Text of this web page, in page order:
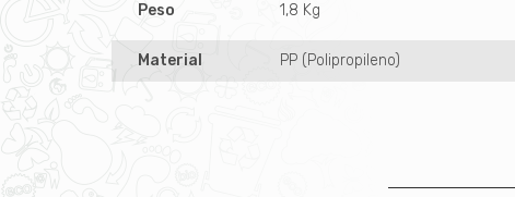
Peso 1,8 Kg
Material PP (Polipropileno)